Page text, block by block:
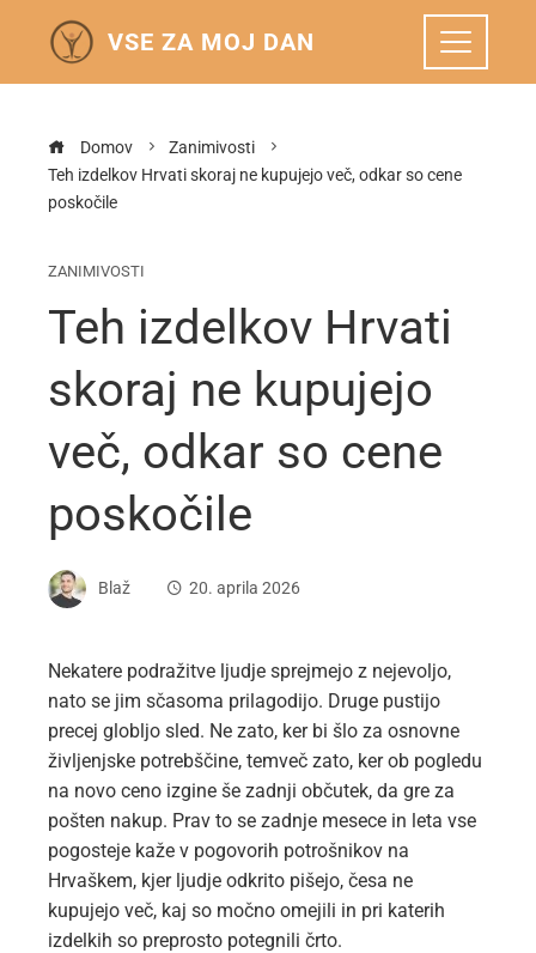
VSE ZA MOJ DAN
Domov
Zanimivosti
Teh izdelkov Hrvati skoraj ne kupujejo več, odkar so cene
poskočile
ZANIMIVOSTI
Teh izdelkov Hrvati
skoraj ne kupujejo
več, odkar so cene
poskočile
Blaž 20. aprila 2026
Nekatere podražitve ljudje sprejmejo z nejevoljo,
nato se jim sčasoma prilagodijo. Druge pustijo
precej globljo sled. Ne zato, ker bi šlo za osnovne
življenjske potrebščine, temveč zato, ker ob pogledu
na novo ceno izgine še zadnji občutek, da gre za
pošten nakup. Prav to se zadnje mesece in leta vse
pogosteje kaže v pogovorih potrošnikov na
Hrvaškem, kjer ljudje odkrito pišejo, česa ne
kupujejo več, kaj so močno omejili in pri katerih
izdelkih so preprosto potegnili črto.